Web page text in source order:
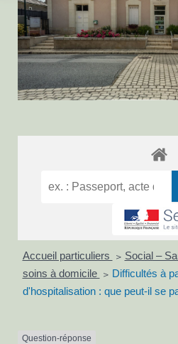
Accueil particuliers > Social –
soins à domicile
> Difficultés à
d'hospitalisation : que peut-il se
Question-réponse